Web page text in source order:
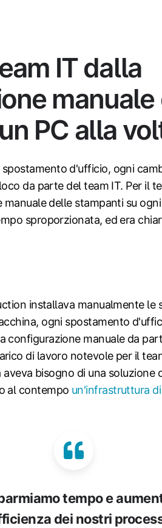
IT dalla
PC alla
d'ufficio, ogni
da parte del team IT. Per il
delle stampanti su
sproporzionata, ed era
installava manualmente le
ogni spostamento
configurazione manuale da
di lavoro notevole per il
bisogno di una soluzione
al contempo un'infrastruttura
tempo e
dei nostri